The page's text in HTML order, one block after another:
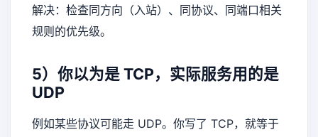
解决：检查同方向（入站）、同协议、同端口相关
规则的优先级。
5）你以为是 TCP，实际服务用的是
UDP
例如某些协议可能走 UDP。你写了 TCP，就等于